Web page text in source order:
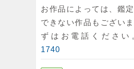
お作品によっては、鑑
できない作品もござい
ずはお電話ください
1740